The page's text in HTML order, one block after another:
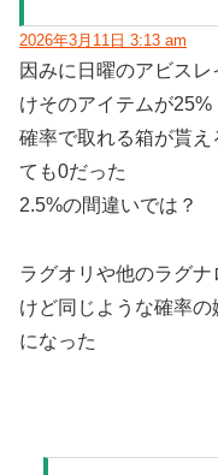
2026年3月11日 3:13 am
因みに日曜のアビス
けそのアイテムが
確率で取れる箱が貰
ても0だった
2.5%の間違いでは？
ラグオリや他のラグ
けど同じような確率
になった